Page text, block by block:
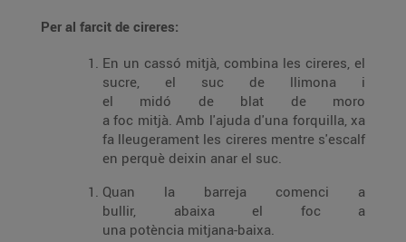
Per al farcit de cireres:
En un cassó mitjà, combina les cireres, el
sucre, el suc de llimona i
el midó de blat de moro
a foc mitjà. Amb l'ajuda d'una forquilla, xa
fa lleugerament les cireres mentre s'escalf
en perquè deixin anar el suc.
Quan la barreja comenci a
bullir, abaixa el foc a
una potència mitjana-baixa.